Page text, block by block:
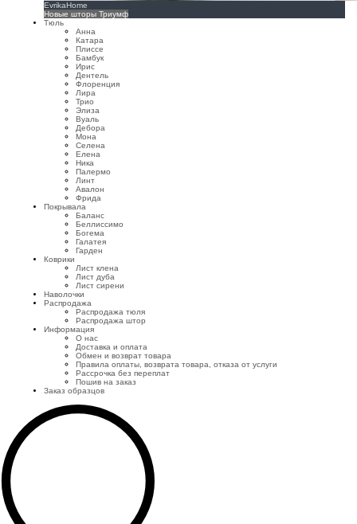
EvrikaHome
Новые шторы Триумф
Тюль
Анна
Катара
Плиссе
Бамбук
Ирис
Дентель
Флоренция
Лира
Трио
Элиза
Вуаль
Дебора
Мона
Селена
Елена
Ника
Палермо
Линт
Авалон
Фрида
Покрывала
Баланс
Беллиссимо
Богема
Галатея
Гарден
Коврики
Лист клена
Лист дуба
Лист сирени
Наволочки
Распродажа
Распродажа тюля
Распродажа штор
Информация
О нас
Доставка и оплата
Обмен и возврат товара
Правила оплаты, возврата товара, отказа от услуги
Рассрочка без переплат
Пошив на заказ
Заказ образцов